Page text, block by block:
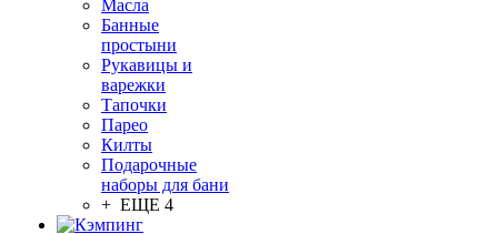
Масла
Банные
простыни
Рукавицы и
варежки
Тапочки
Парео
Килты
Подарочные
наборы для бани
+ ЕЩЕ 4